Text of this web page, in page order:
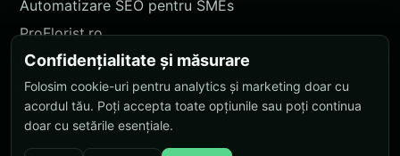
Automatizare SEO pentru SMEs
ProFlorist.ro
ProFlorist.de
Nokidu.ro
Confidențialitate și măsurare
Folosim cookie-uri pentru analytics și marketing doar cu
acordul tău. Poți accepta toate opțiunile sau poți continua
doar cu setările esențiale.